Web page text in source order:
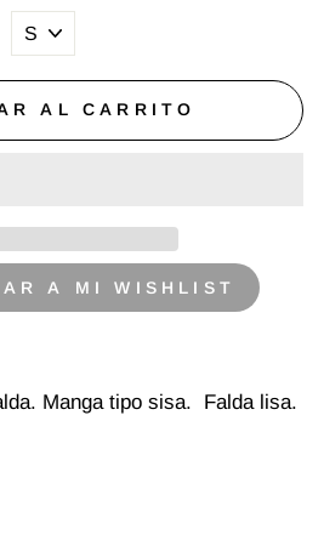
AL CARRITO
A MI WISHLIST
Manga tipo sisa. Falda lisa.